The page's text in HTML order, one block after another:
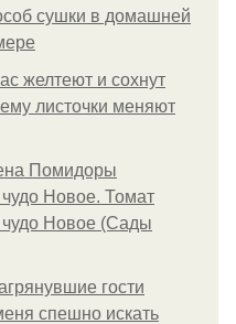
сушки в домашней
желтеют и сохнут
листочки меняют
Помидоры
Новое. Томат
Новое (Сады
гости
спешно искать